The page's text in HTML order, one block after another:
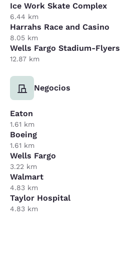
Ice Work Skate Complex
6.44 km
Harrahs Race and Casino
8.05 km
Wells Fargo Stadium-Flyers
12.87 km
Negocios
Eaton
1.61 km
Boeing
1.61 km
Wells Fargo
3.22 km
Walmart
4.83 km
Taylor Hospital
4.83 km